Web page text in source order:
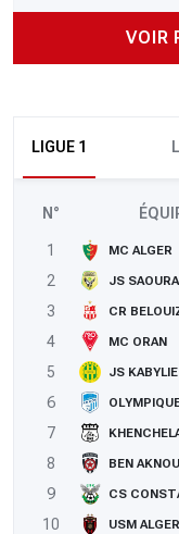
VOIR
LIGUE 1
N°
1 MC ALGER
2
JS SAOURA
3
CR
4
MC ORAN
5
JS KABYLIE
6
7
8
BEN
9
CS
10
USM ALGER